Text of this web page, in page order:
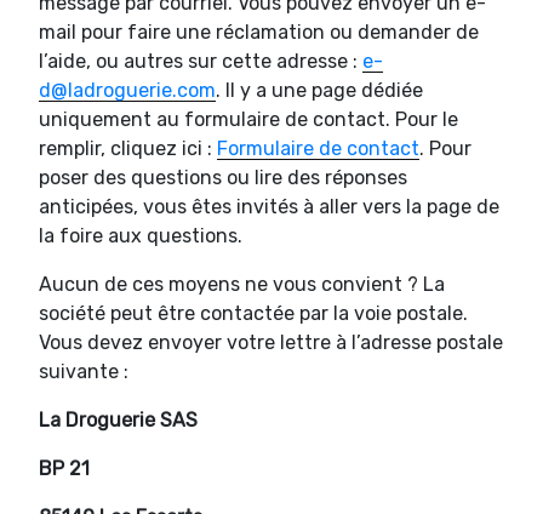
mail pour faire une réclamation ou demander de
l’aide, ou autres sur cette adresse : e-
d@ladroguerie.com. Il y a une page dédiée
uniquement au formulaire de contact. Pour le
remplir, cliquez ici : Formulaire de contact. Pour
poser des questions ou lire des réponses
anticipées, vous êtes invités à aller vers la page de
la foire aux questions.
Aucun de ces moyens ne vous convient ? La
société peut être contactée par la voie postale.
Vous devez envoyer votre lettre à l’adresse postale
suivante :
La Droguerie SAS
BP 21